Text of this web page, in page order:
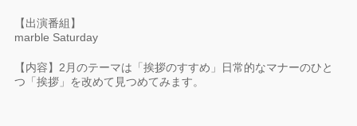
【出演番組】
marble Saturday
【内容】2月のテーマは「挨拶のすすめ」日常的なマナーのひと
つ「挨拶」を改めて見つめてみます。